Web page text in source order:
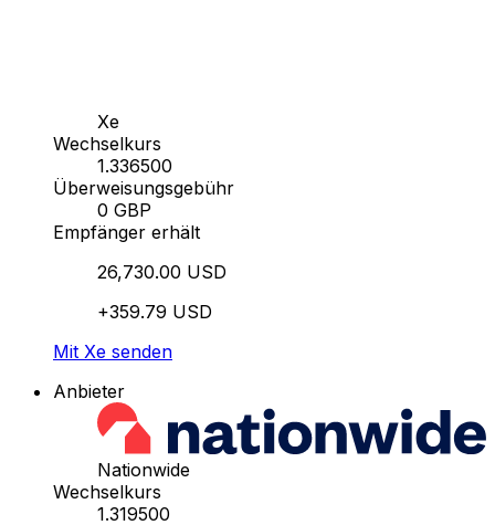
Xe
Wechselkurs
1.336500
Überweisungsgebühr
0 GBP
Empfänger erhält
26,730.00 USD
+359.79 USD
Mit Xe senden
Anbieter
Nationwide
Wechselkurs
1.319500